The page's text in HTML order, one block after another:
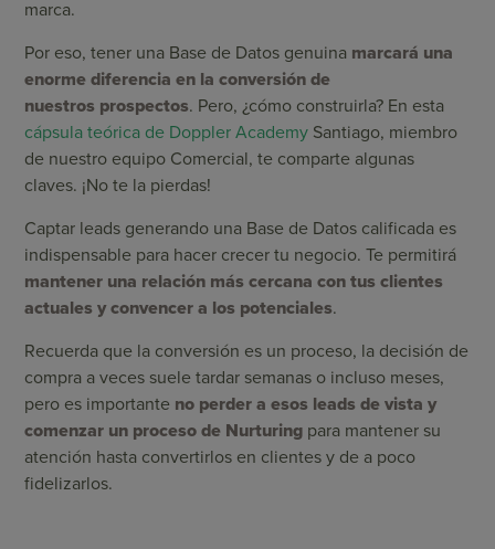
marca.
Por eso, tener una Base de Datos genuina marcará una
enorme diferencia en la conversión de
nuestros prospectos. Pero, ¿cómo construirla? En esta
cápsula teórica de Doppler Academy Santiago, miembro
de nuestro equipo Comercial, te comparte algunas
claves. ¡No te la pierdas!
Captar leads generando una Base de Datos calificada es
indispensable para hacer crecer tu negocio. Te permitirá
mantener una relación más cercana con tus clientes
actuales y convencer a los potenciales.
Recuerda que la conversión es un proceso, la decisión de
compra a veces suele tardar semanas o incluso meses,
pero es importante no perder a esos leads de vista y
comenzar un proceso de Nurturing para mantener su
atención hasta convertirlos en clientes y de a poco
fidelizarlos.